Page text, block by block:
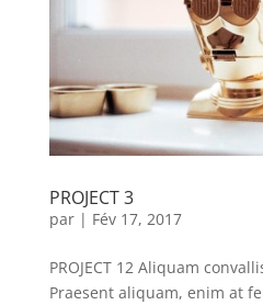
PROJECT 3
par | Fév 17, 2017
PROJECT 12 Aliquam
Praesent aliquam, enim at